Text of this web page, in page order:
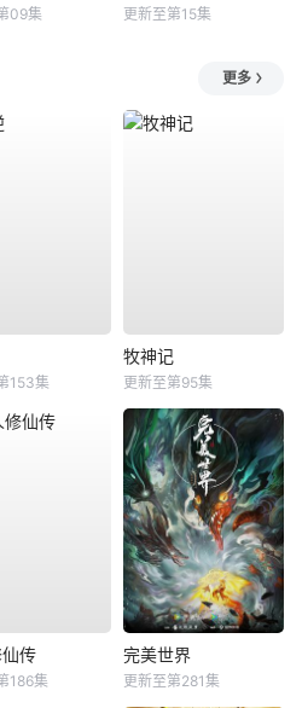
09集 更新至第15集
更多
153集
牧神记
更新至第95集
传
186集
完美世界
更新至第281集